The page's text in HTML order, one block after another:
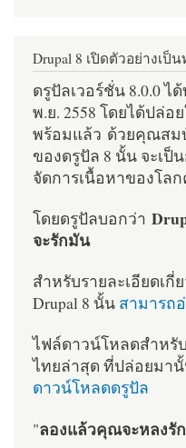
Drupal 8 เปิดตัวอย่างเป็
ดรูปัลเวอร์ชั่น 8.0.0 ไ
พ.ย. 2558 โดยได้ปล่
พร้อมแล้ว ด้วยคุณสม
ของดรูปัล 8 นั้น จะเป็
จัดการเนื้อหาของโล
โดยดรูปัลบอกว่า
จะรักมัน
สำหรับรายละเอียดเ
Drupal 8 นั้น สามารถ
ไฟล์ดาวน์โหลดสำหรั
ไทยล่าสุด ที่ปล่อยมา
ดาวน์โหลดดรูปัล
"ลองแล้วคุณจะหลงรัก